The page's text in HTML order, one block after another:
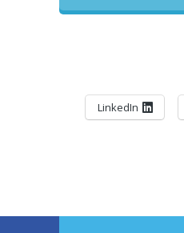
LinkedIn